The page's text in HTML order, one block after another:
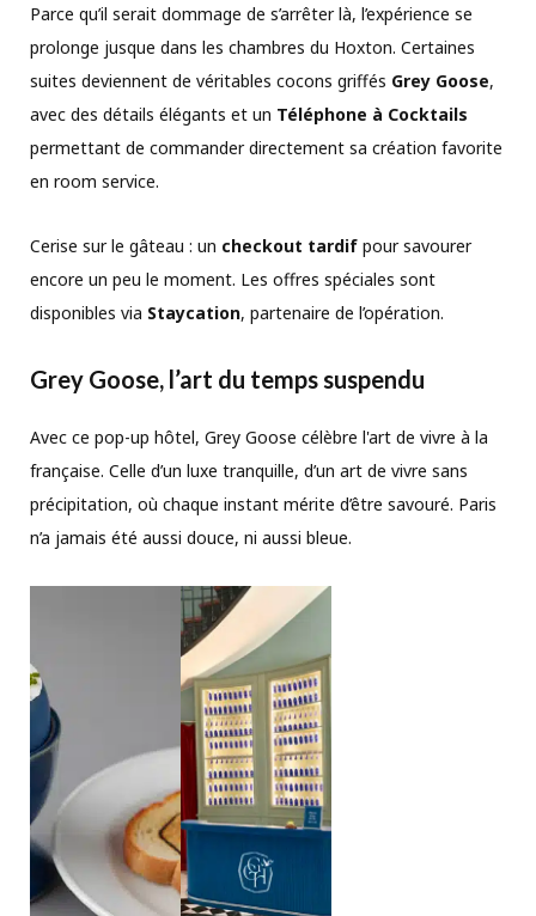
Parce qu’il serait dommage de s’arrêter là, l’expérience se
prolonge jusque dans les chambres du Hoxton. Certaines
suites deviennent de véritables cocons griffés Grey Goose,
avec des détails élégants et un Téléphone à Cocktails
permettant de commander directement sa création favorite
en room service.
Cerise sur le gâteau : un checkout tardif pour savourer
encore un peu le moment. Les offres spéciales sont
disponibles via Staycation, partenaire de l’opération.
Grey Goose, l’art du temps suspendu
Avec ce pop-up hôtel, Grey Goose célèbre l'art de vivre à la
française. Celle d’un luxe tranquille, d’un art de vivre sans
précipitation, où chaque instant mérite d’être savouré. Paris
n’a jamais été aussi douce, ni aussi bleue.